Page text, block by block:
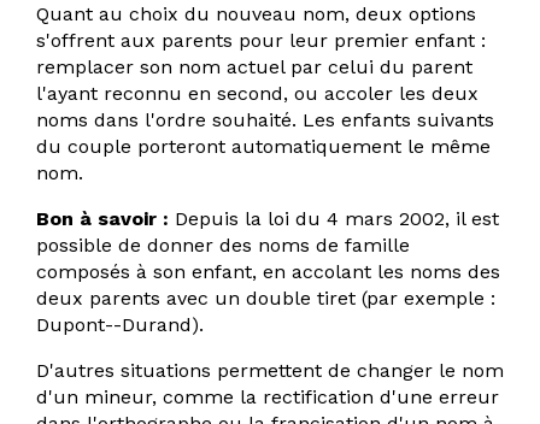
Quant au choix du nouveau nom, deux options
s'offrent aux parents pour leur premier enfant :
remplacer son nom actuel par celui du parent
l'ayant reconnu en second, ou accoler les deux
noms dans l'ordre souhaité. Les enfants suivants
du couple porteront automatiquement le même
nom.
Bon à savoir : Depuis la loi du 4 mars 2002, il est
possible de donner des noms de famille
composés à son enfant, en accolant les noms des
deux parents avec un double tiret (par exemple :
Dupont--Durand).
D'autres situations permettent de changer le nom
d'un mineur, comme la rectification d'une erreur